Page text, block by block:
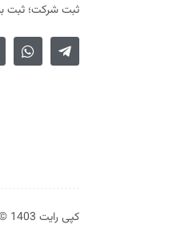
ثبت شرکت؛ ثبت
کپی رایت 1403 © تمامی حقوق برای هلدینگ ثبتی حقوقی آفریقا محفوظ است.